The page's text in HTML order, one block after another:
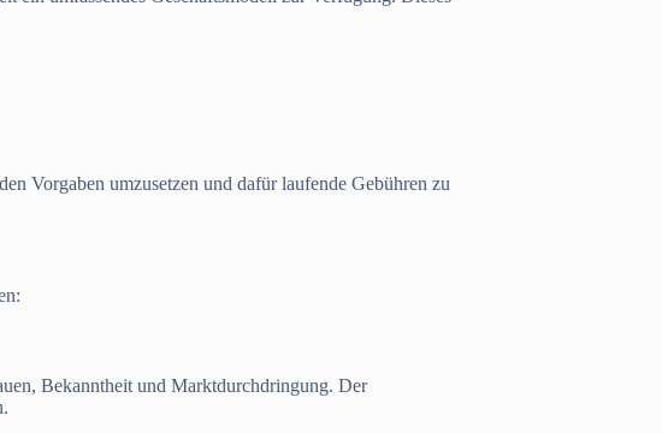
Vorgaben umzusetzen und dafür laufende Gebühren zu
Bekanntheit und Marktdurchdringung. Der